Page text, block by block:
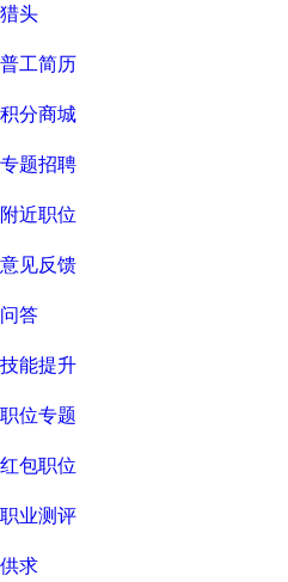
猎头
普工简历
积分商城
专题招聘
附近职位
意见反馈
问答
技能提升
职位专题
红包职位
职业测评
供求